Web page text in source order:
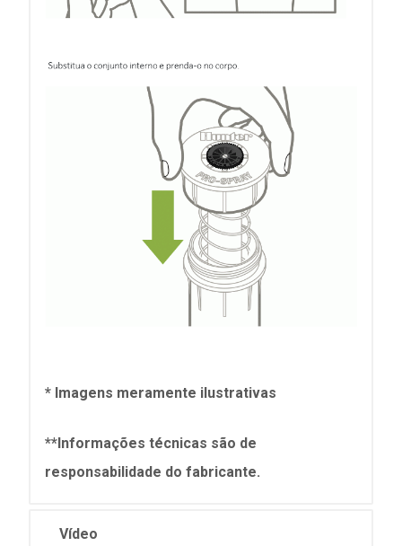
* Imagens meramente ilustrativas
**Informações técnicas são de
responsabilidade do fabricante.
Vídeo